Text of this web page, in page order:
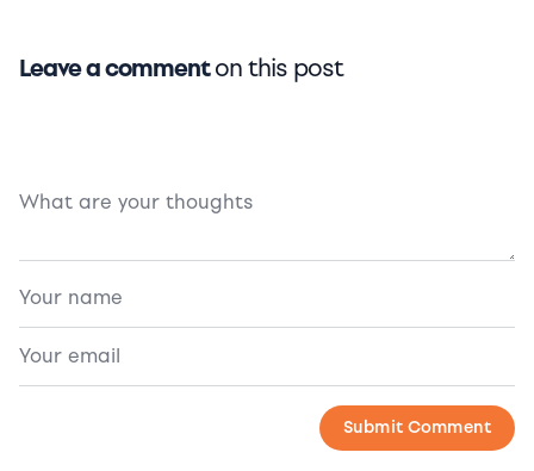
Leave a commenton this post